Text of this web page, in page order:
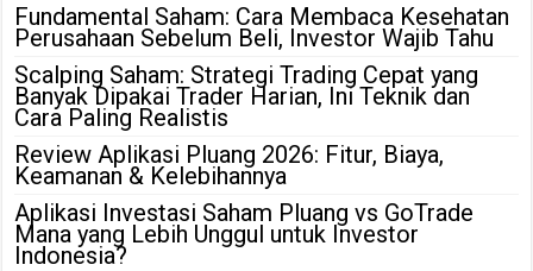
Fundamental Saham: Cara Membaca Kesehatan
Perusahaan Sebelum Beli, Investor Wajib Tahu
Scalping Saham: Strategi Trading Cepat yang
Banyak Dipakai Trader Harian, Ini Teknik dan
Cara Paling Realistis
Review Aplikasi Pluang 2026: Fitur, Biaya,
Keamanan & Kelebihannya
Aplikasi Investasi Saham Pluang vs GoTrade
Mana yang Lebih Unggul untuk Investor
Indonesia?